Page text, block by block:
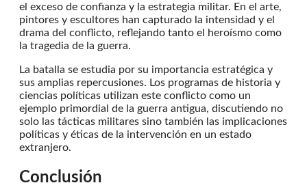
el exceso de confianza y la estrategia militar. En el arte,
pintores y escultores han capturado la intensidad y el
drama del conflicto, reflejando tanto el heroísmo como
la tragedia de la guerra.
La batalla se estudia por su importancia estratégica y
sus amplias repercusiones. Los programas de historia y
ciencias políticas utilizan este conflicto como un
ejemplo primordial de la guerra antigua, discutiendo no
solo las tácticas militares sino también las implicaciones
políticas y éticas de la intervención en un estado
extranjero.
Conclusión